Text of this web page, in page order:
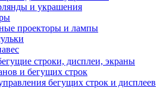
и украшения
проекторы и лампы
строки, дисплеи, экраны
и бегущих строк
бегущих строк и дисплеев